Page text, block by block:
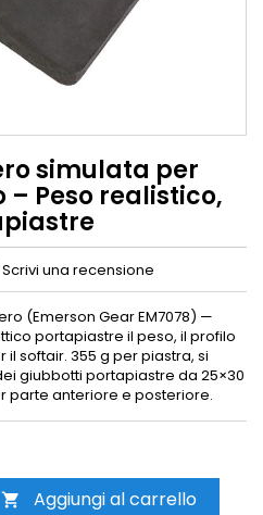
simulata per
Peso realistico,
Scrivi una recensione
(Emerson Gear EM7078) —
portapiastre il peso, il profilo
softair. 355 g per piastra, si
giubbotti portapiastre da 25×30
parte anteriore e posteriore.
 Aggiungi al carrello